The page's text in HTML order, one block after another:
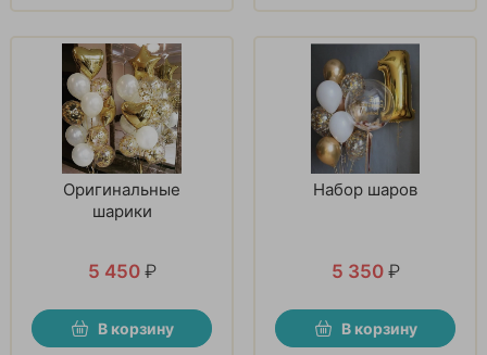
Оригинальные
шарики
5 450 ₽
В корзину
Набор шаров
5 350 ₽
В корзину